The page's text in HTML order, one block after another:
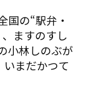
国の“駅弁・
ますのすし
小林しのぶが
まだかつて